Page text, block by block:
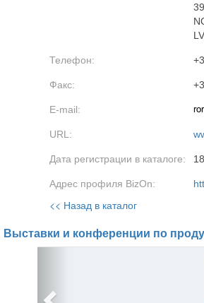
Телефон:
Факс:
E-mail:
URL:
Дата регистрации в каталоге:
Адрес профиля BizOn:
<< Назад в каталог
Выставки и конференции по